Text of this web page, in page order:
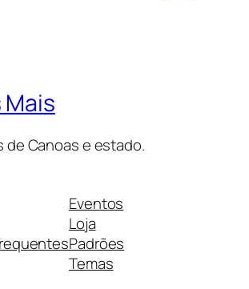
de Canoas e estado.
Eventos
Loja
Padrões
Temas